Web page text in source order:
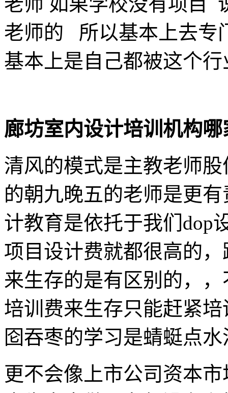
老师的 所以基本上去专
基本上是自己都被这个
廊坊室内设计培训机构
清风的模式是主教老师
的朝九晚五的老师是更
计教育是依托于我们dop
项目设计费就都很高的
来生存的是有区别的，
培训费来生存只能赶紧
囵吞枣的学习是蜻蜓点
更不会像上市公司资本